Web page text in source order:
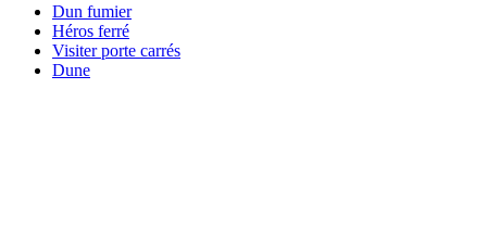
Dun fumier
Héros ferré
Visiter porte carrés
Dune